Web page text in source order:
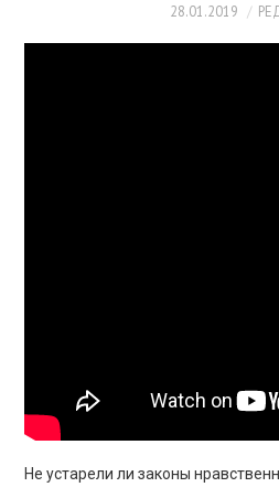
28.01.2019
Не устарели ли законы